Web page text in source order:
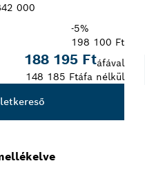
000
-5%
198 100 Ft
188 195 Ftáfával
148 185 Ftáfa nélkül